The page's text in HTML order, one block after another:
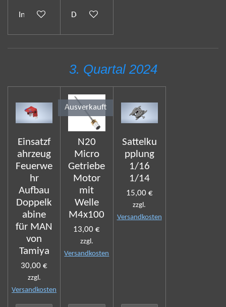
In den WarenkorbDetails anzeigen
3. Quartal 2024
Einsatzf
ahrzeug
Feuerwe
hr
Aufbau
Doppelk
abine
für MAN
von
Tamiya
30,00 €
zzgl.
Versandkosten
Ausverkauft
N20
Micro
Getriebe
Motor
mit
Welle
M4x100
13,00 €
zzgl.
Versandkosten
Sattelku
pplung
1/16
1/14
15,00 €
zzgl.
Versandkosten